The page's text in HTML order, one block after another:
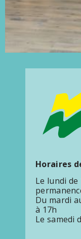
Horaires
Le lundi
Du mardi
à 17h
Le samedi